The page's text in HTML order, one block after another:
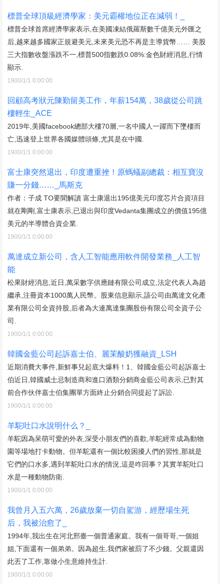
標普全球頂級經濟學家：美元霸權地位正在減弱！_
標普全球首席經濟學家表示,在美國凍結俄羅斯數千億美元外匯之
后,越來越多國家正規避美元,未來美元恐不再是主導貨幣…… 美股
三大指數收盤漲跌不一,標普500指數跌0.08%:金色財經消息,行情
顯示.
1900/1/1 0:00:00
回顧高考狀元陳勤留美工作，年薪154萬，38歲從公司跳
樓輕生_ACE
2019年,美國facebook總部大樓70層,一名中國人一躍而下墜樓而
亡,迅速登上世界各國媒體頭條,尤其是在中國.
1900/1/1 0:00:00
富士康突然退出，印度遭重挫！原螞蟻副總裁：相互寶沒
賺一分錢……_馬斯克
作者：子成 TO要聞解讀 富士康退出195億美元印度芯片合資項目
就在剛剛,富士康表示,已退出與印度Vedanta集團成立的價值195億
美元的半導體合資企業.
1900/1/1 0:00:00
萬達成立新公司，含人工智能應用軟件開發業務_人工智
能
松果財經消息,近日,萬采數字供應鏈有限公司成立,法定代表人為趙
繼承,注冊資本1000萬人民幣。股東信息顯示,該公司由萬達文化產
業有限公司全資持股,后者為大連萬達集團股份有限公司全資子公
司.
1900/1/1 0:00:00
韓國金藍公司起訴嘉士伯、麗茉酸奶獲融資_LSH
近期消費大事件,新鮮事兒起底大爆料！1、韓國金藍公司起訴嘉士
伯近日,韓國威士忌制造商和進口酒類分銷商金藍公司表示,已對其
前合作伙伴嘉士伯集團單方面終止分銷合同提起了訴訟.
1900/1/1 0:00:00
羊駝吐口水說明什么？_
羊駝因為呆萌可愛的外表,深受小朋友們的喜歡,羊駝經常成為動物
園等場地打卡動物。但羊駝還有一個比較困擾人們的習性,那就是
它們的口水多,遇到羊駝吐口水的情況,這是咋回事？其實羊駝吐口
水是一種動物防衛.
1900/1/1 0:00:00
我曾月入五六萬，26歲放棄一切自駕游，經歷場生死
后，我被治愈了_
1994年,我出生在河北邢臺一個普通家庭。我有一個哥哥,一個姐
姐,下面還有一個弟弟。因為超生,我們家被罰了不少錢。父親還因
此丟了工作,靠做小生意維持生計.
1900/1/1 0:00:00